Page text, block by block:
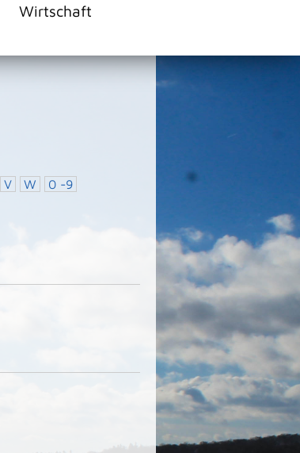
Wirtschaft
V W 0 -9